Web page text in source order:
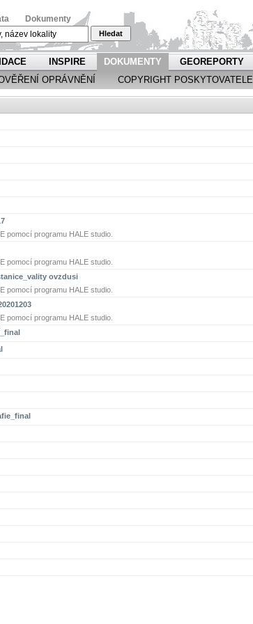
Dokumenty
Hledat
INSPIRE DOKUMENTY GEOREPORTY
OPRÁVNĚNÍ COPYRIGHT POSKYTOVATELE
pomocí programu HALE studio.
pomocí programu HALE studio.
ovzdusi
pomocí programu HALE studio.
pomocí programu HALE studio.